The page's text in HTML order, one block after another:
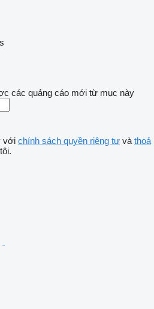
các quảng cáo mới từ mục này
với chính sách quyền riêng tư và thoả